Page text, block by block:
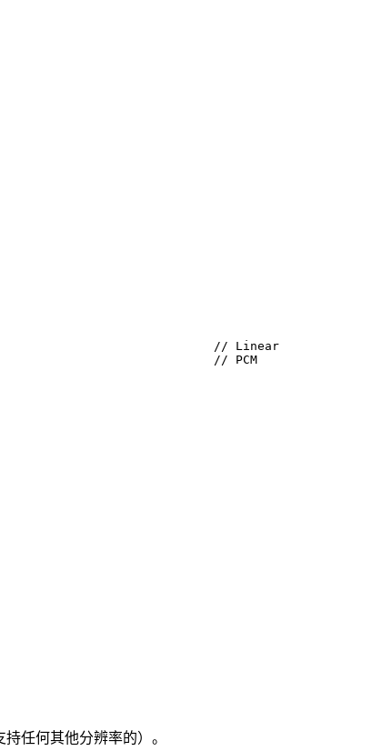
// Linear
// PCM
持任何其他分辨率的）。